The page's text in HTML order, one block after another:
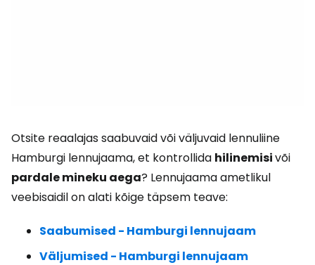
Otsite reaalajas saabuvaid või väljuvaid lennuliine
Hamburgi lennujaama, et kontrollida hilinemisivõi
pardale mineku aega? Lennujaama ametlikul
veebisaidil on alati kõige täpsem teave:
Saabumised - Hamburgi lennujaam
Väljumised - Hamburgi lennujaam